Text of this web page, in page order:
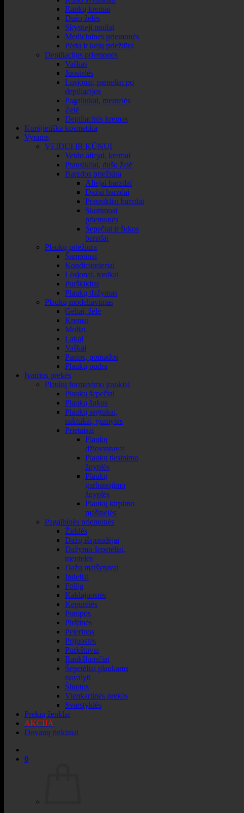
Rankų kremai
Dušo želės
Skystieji muilai
Medicininės priemonės
Pėdų ir kojų priežiūra
Depiliacijos priemonės
Vaškas
Juostelės
Losjonai, pieneliai po
depiliacijos
Pagaliukai, mentelės
Želė
Depiliacinis kremas
Korėjietiška kosmetika
Vyrams
VEIDUI IR KŪNUI
Veido aliejai, kremai
Prausikliai, dušo želė
Barzdos priežiūra
Aliejai barzdai
Dažai barzdai
Prausikliai barzdai
Skutimosi
priemonės
Šepečiai ir šukos
barzdai
Plaukų priežiūra
Šampūnai
Kondicionieriai
Losjonai, tonikai
Purškikliai
Plaukų dažymas
Plaukų modeliavimas
Geliai, želė
Kremai
Moliai
Lakai
Vaškai
Pastos, pomados
Plaukų pudra
Įvairios prekės
Plaukų formavimo įrankiai
Plaukų šepečiai
Plaukų šukos
Plaukų segtukai,
suktukai, gumytės
Prietaisai
Plaukų
džiovintuvai
Plaukų tiesinimo
žnyplės
Plaukų
garbanojimo
žnyplės
Plaukų kirpimo
mašinėlės
Pagalbinės priemonės
Žirklės
Dažų išspaudėjai
Dažymo šepetėliai,
mentelės
Dažų maišytuvai
Indeliai
Folija
Kaklajuostės
Kepurėlės
Pompos
Pirštinės
Pelerinos
Prijuostės
Purkštuvai
Rankšluosčiai
Šepetėliai plaukams
nuvalyti
Šluotos
Vienkartinės prekės
Svarstyklės
Prekių ženklai
AKCIJA
Dovanų rinkiniai
0